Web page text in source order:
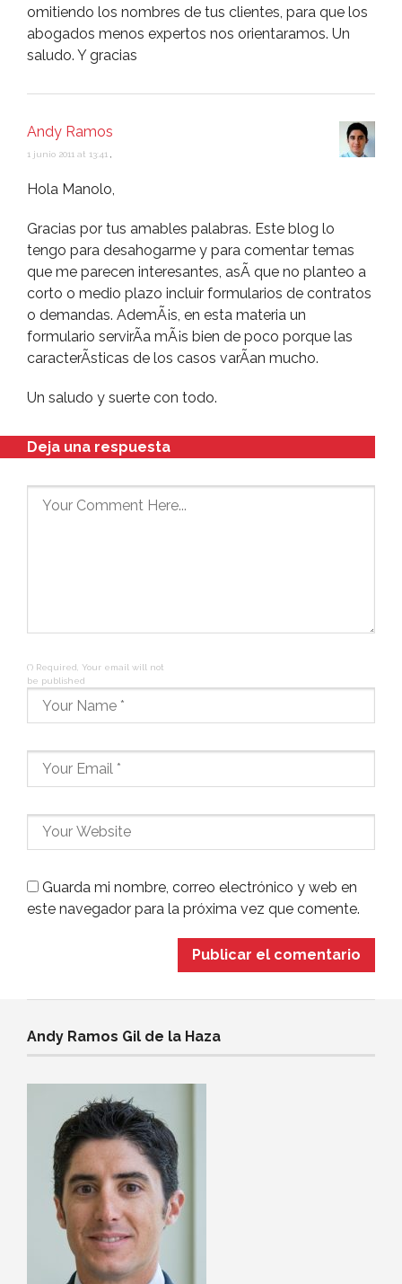
omitiendo los nombres de tus clientes, para que los
abogados menos expertos nos orientaramos. Un
saludo. Y gracias
Andy Ramos
1 junio 2011 at 13:41
Hola Manolo,
Gracias por tus amables palabras. Este blog lo
tengo para desahogarme y para comentar temas
que me parecen interesantes, asÃ­ que no planteo a
corto o medio plazo incluir formularios de contratos
o demandas. AdemÃ¡s, en esta materia un
formulario servirÃ­a mÃ¡s bien de poco porque las
caracterÃ­sticas de los casos varÃ­an mucho.
Un saludo y suerte con todo.
Deja una respuesta
(*) Required, Your email will not
be published
Guarda mi nombre, correo electrónico y web en
este navegador para la próxima vez que comente.
Andy Ramos Gil de la Haza